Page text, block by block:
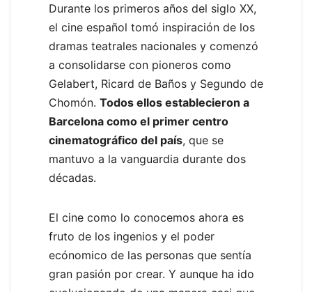
Durante los primeros años del siglo XX,
el cine español tomó inspiración de los
dramas teatrales nacionales y comenzó
a consolidarse con pioneros como
Gelabert, Ricard de Baños y Segundo de
Chomón. Todos ellos establecieron a
Barcelona como el primer centro
cinematográfico del país, que se
mantuvo a la vanguardia durante dos
décadas.
El cine como lo conocemos ahora es
fruto de los ingenios y el poder
ecónomico de las personas que sentía
gran pasión por crear. Y aunque ha ido